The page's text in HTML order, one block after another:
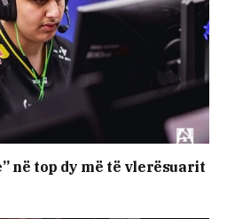
në top dy më të vlerësuarit